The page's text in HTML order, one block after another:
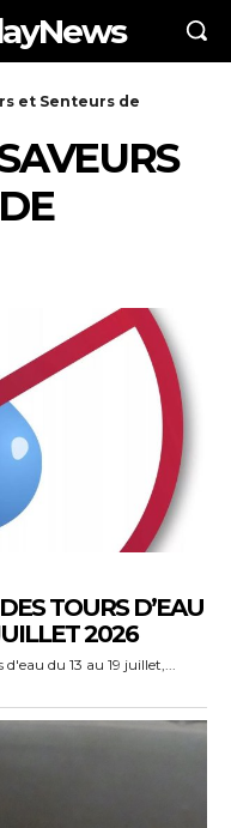
et Senteurs de
TOURS D’EAU
2026
du 13 au 19 juillet,...